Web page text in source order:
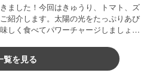
ました！今回はきゅうり、トマト、ズ
紹介します。太陽の光をたっぷりあび
しく食べてパワーチャージしましょう
覧を見る